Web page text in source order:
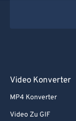
Video Konverter
MP4 Konverter
Video Zu GIF